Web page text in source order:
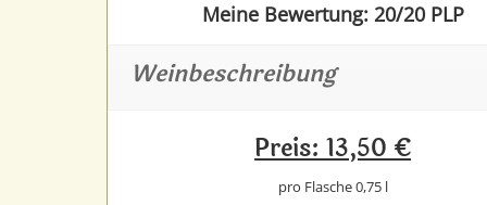
Meine Bewertung: 20/20 PLP
Weinbeschreibung
Preis: 13,50 €
pro Flasche 0,75 l